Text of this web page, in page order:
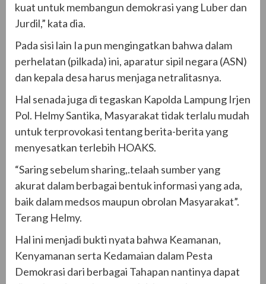
kuat untuk membangun demokrasi yang Luber dan
Jurdil,” kata dia.
Pada sisi lain Ia pun mengingatkan bahwa dalam
perhelatan (pilkada) ini, aparatur sipil negara (ASN)
dan kepala desa harus menjaga netralitasnya.
Hal senada juga di tegaskan Kapolda Lampung Irjen
Pol. Helmy Santika, Masyarakat tidak terlalu mudah
untuk terprovokasi tentang berita-berita yang
menyesatkan terlebih HOAKS.
“Saring sebelum sharing,.telaah sumber yang
akurat dalam berbagai bentuk informasi yang ada,
baik dalam medsos maupun obrolan Masyarakat”.
Terang Helmy.
Hal ini menjadi bukti nyata bahwa Keamanan,
Kenyamanan serta Kedamaian dalam Pesta
Demokrasi dari berbagai Tahapan nantinya dapat